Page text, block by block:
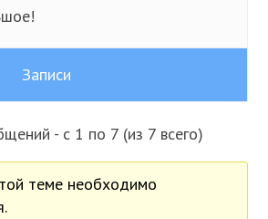
Записи
- с 1 по 7 (из 7 всего)
теме необходимо